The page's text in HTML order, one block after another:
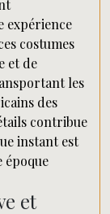
expérience
costumes
et de
les
des
contribue
instant est
époque
et